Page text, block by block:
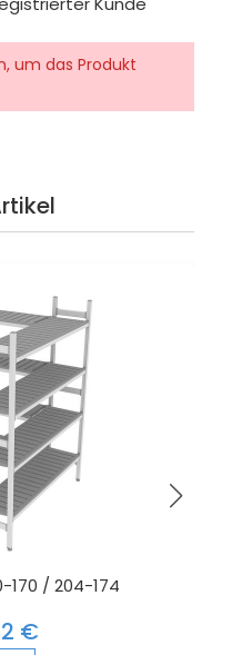
um das Produkt
170 / 204-174
€